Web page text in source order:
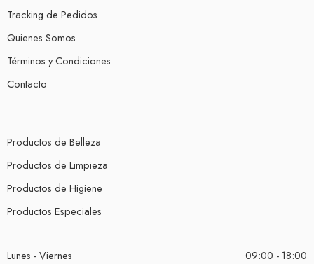
Tracking de Pedidos
Quienes Somos
Términos y Condiciones
Contacto
Productos de Belleza
Productos de Limpieza
Productos de Higiene
Productos Especiales
Lunes - Viernes
09:00 - 18:00